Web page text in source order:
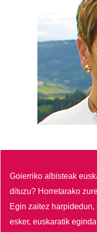
Goierriko albisteak
dituzu? Horretarako
Egin zaitez
esker, euskaratik